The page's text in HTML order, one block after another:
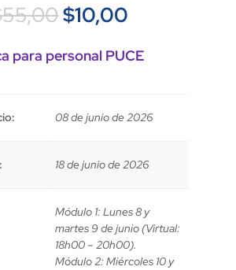
55,00El
precio
original
era:
$55,00.
$10,00
actual
es:
$10,00.
para personal PUCE
08 de junio de 2026
18 de junio de 2026
Módulo 1: Lunes 8 y
martes 9 de junio (Virtual:
18h00 – 20h00).
Módulo 2: Miércoles 10 y